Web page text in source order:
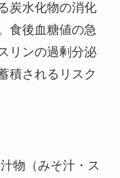
炭水化物の消化
食後血糖値の急
リンの過剰分泌
積されるリスク
物（みそ汁・ス